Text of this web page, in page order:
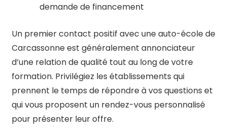
demande de financement
Un premier contact positif avec une auto-école de
Carcassonne est généralement annonciateur
d’une relation de qualité tout au long de votre
formation. Privilégiez les établissements qui
prennent le temps de répondre à vos questions et
qui vous proposent un rendez-vous personnalisé
pour présenter leur offre.